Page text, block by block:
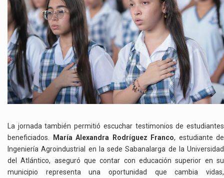
La jornada también permitió escuchar testimonios de estudiantes
beneficiados.
María Alexandra Rodríguez Franco, estudiante de
Ingeniería Agroindustrial en la sede Sabanalarga de la Universidad
del Atlántico, aseguró que contar con educación superior en su
municipio representa una oportunidad que cambia vidas,